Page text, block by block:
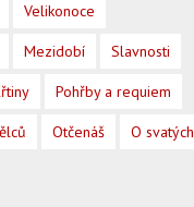
Velikonoce
Mezidobí Slavnosti
Pohřby a requiem
Otčenáš O svatých